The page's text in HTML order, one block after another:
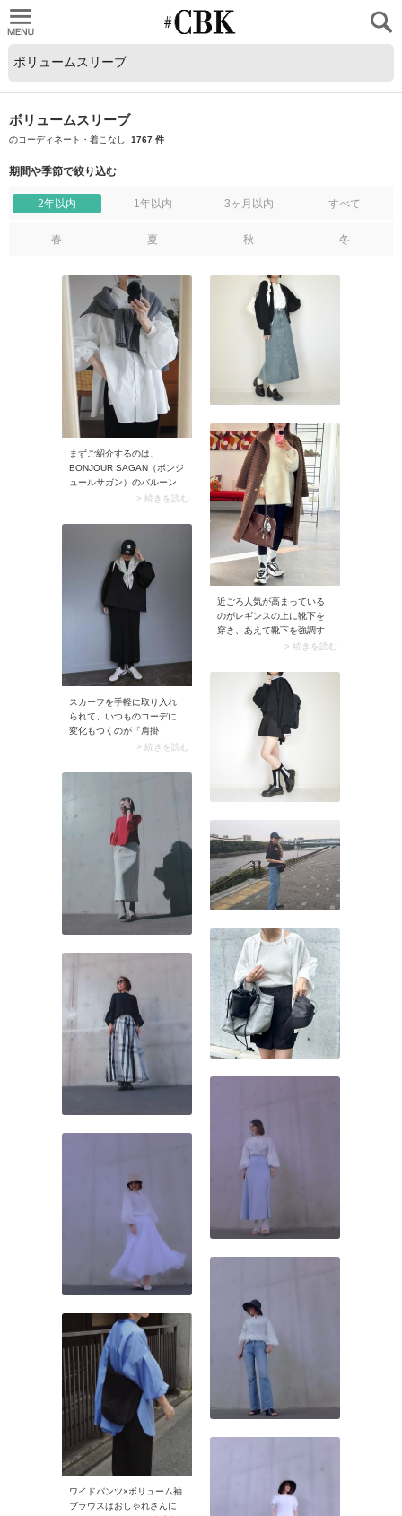
ボリュームスリーブ
のコーディネート・着こなし: 1767 件
期間や季節で絞り込む
2年以内 1年以内 3ヶ月以内 すべて
春 夏 秋 冬
まずご紹介するのは、
BONJOUR SAGAN（ボンジ
ュールサガン）のバルーン
スリーブシャツを使ったコ
な袖がとっても可愛い！ボ
ンジュールサガンには周り
と差のつくデザインのシャ
ツが豊富に揃っています。
一枚でサマになるデザイン
ブランドがイチ押しです。
▼ BONJOUR SAGAN（ボ
ンジュールサガン）で人気
料、その他については、商
品のサイズや色等によって
異なる場合があります
BONJOUR SAGAN（ボンジ
ュールサガン）裾フレアバ
ウス【公式】ZOZOTOWNで
ュールサガン）フライヨー
クストライプシャツ【公
式】ZOZOTOWNで見る楽天
市場で見るBONJOUR
SAGAN（ボンジュールサガ
ン）アシメフリルシャツ
【公式】ZOZOTOWNで見る
楽天市場で見る →
BONJOUR SAGAN（ボンジ
（AD）
> 続きを読む
近ごろ人気が高まっている
のがレギンスの上に靴下を
穿き、あえて靴下を強調す
る着こなし方。中でもイチ
ソックスを穿くコーデで
す。この重ね履きにぴった
りな靴は白黒MIXのスニーカ
ー。さらに靴下は厚手＆く
しゅっとした白ソックスを
選ぶのがおしゃれ見せのコ
ツ。足元にボリュームが出
るので、オーバーサイズの
トップスを合わせると全身
のバランスが整います。
> 続きを読む
スカーフを手軽に取り入れ
られて、いつものコーデに
変化もつくのが「肩掛
け」。胸元でスカーフを結
愛らしさも演出できます
アルな服装に合わせると、
こなれた表情のある着こな
> 続きを読む
ワイドパンツ×ボリューム袖
ブラウスはおしゃれさんに